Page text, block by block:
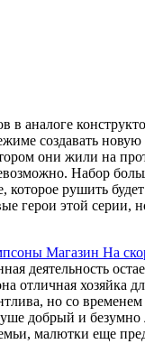
аналоге
создавать
они жили на
Набор
рушить
герои этой серии,
Магазин На
деятельность
хозяйка
но со
добрый и безумно
малютки еще